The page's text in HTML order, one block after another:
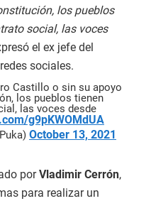
los pueblos
social, las voces
el ex jefe del
sociales.
Castillo o sin su apoyo
los pueblos tienen
las voces desde
g9pKWOMdUA
October 13, 2021
porVladimir Cerrón,
para realizar un